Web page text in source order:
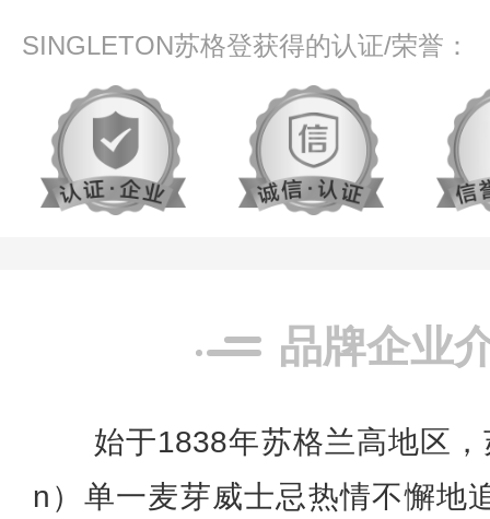
SINGLETON苏格登获得的认证/荣誉：
品牌企业
始于1838年苏格兰高地区
n）单一麦芽威士忌热情不懈地